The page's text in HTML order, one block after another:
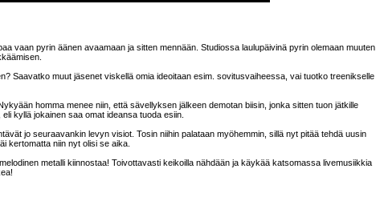
vaan pyrin äänen avaamaan ja sitten mennään. Studiossa laulupäivinä pyrin olemaan muuten
Saavatko muut jäsenet viskellä omia ideoitaan esim. sovitusvaiheessa, vai tuotko treenikselle
homma menee niin, että sävellyksen jälkeen demotan biisin, jonka sitten tuon jätkille
kyllä jokainen saa omat ideansa tuoda esiin.
jo seuraavankin levyn visiot. Tosin niihin palataan myöhemmin, sillä nyt pitää tehdä uusin
kertomatta niin nyt olisi se aika.
metalli kiinnostaa! Toivottavasti keikoilla nähdään ja käykää katsomassa livemusiikkia